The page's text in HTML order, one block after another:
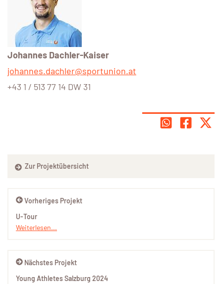
Johannes Dachler-Kaiser
johannes.dachler@sportunion.at
+43 1 / 513 77 14 DW 31
Zur Projektübersicht
Nächstes Projekt
Young Athletes Salzburg 2024
Vorheriges Projekt
U-Tour
Weiterlesen...